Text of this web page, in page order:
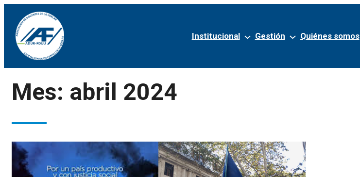
Institucional Gestión Quiénes somos
Mes: abril 2024